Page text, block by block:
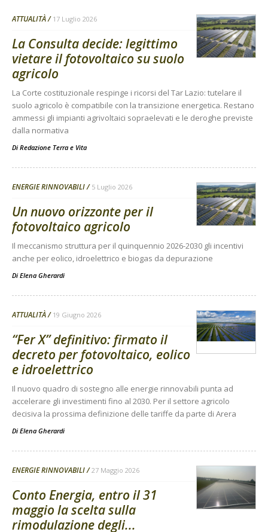
ATTUALITÀ 17 Luglio 2026
La Consulta decide: legittimo
vietare il fotovoltaico su suolo
agricolo
La Corte costituzionale respinge i ricorsi del Tar Lazio: tutelare il
suolo agricolo è compatibile con la transizione energetica. Restano
ammessi gli impianti agrivoltaici sopraelevati e le deroghe previste
dalla normativa
Di Redazione Terra e Vita
ENERGIE RINNOVABILI 5 Luglio 2026
Un nuovo orizzonte per il
fotovoltaico agricolo
Il meccanismo struttura per il quinquennio 2026-2030 gli incentivi
anche per eolico, idroelettrico e biogas da depurazione
Di Elena Gherardi
ATTUALITÀ 19 Giugno 2026
“Fer X” definitivo: firmato il
decreto per fotovoltaico, eolico
e idroelettrico
Il nuovo quadro di sostegno alle energie rinnovabili punta ad
accelerare gli investimenti fino al 2030. Per il settore agricolo
decisiva la prossima definizione delle tariffe da parte di Arera
Di Elena Gherardi
ENERGIE RINNOVABILI 27 Maggio 2026
Conto Energia, entro il 31
maggio la scelta sulla
rimodulazione degli...